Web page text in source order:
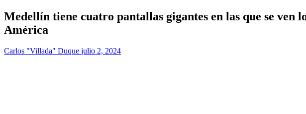
Medellín tiene cuatro pantallas gigantes en las que se ven
América
Carlos "Villada" Duque julio 2, 2024